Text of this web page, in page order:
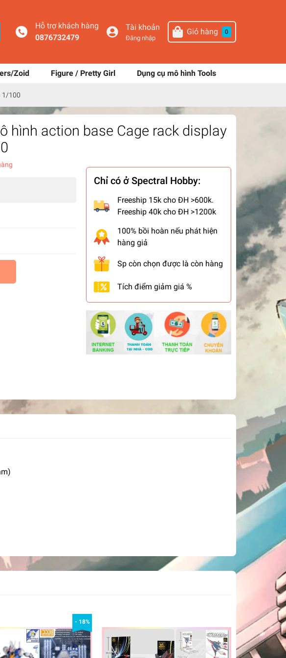
Hỗ trợ khách hàng
0876732479
Tài khoản
Đăng nhập
Giỏ hàng 0
Zoid Figure / Pretty Girl Dụng cụ mô hình Tools
1/100
hình action base Cage rack display
Chỉ có ở Spectral Hobby:
Freeship 15k cho ĐH >600k.
Freeship 40k cho ĐH >1200k
100% bồi hoàn nếu phát hiện
hàng giả
Sp còn chọn được là còn hàng
Tích điểm giảm giá %
- 18%